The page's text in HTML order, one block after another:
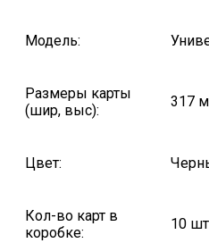
Модель:
Размеры карты
(шир, выс):
317
Цвет:
Кол-во карт в
коробке:
10